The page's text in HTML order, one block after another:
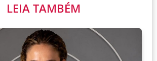
LEIA TAMBÉM